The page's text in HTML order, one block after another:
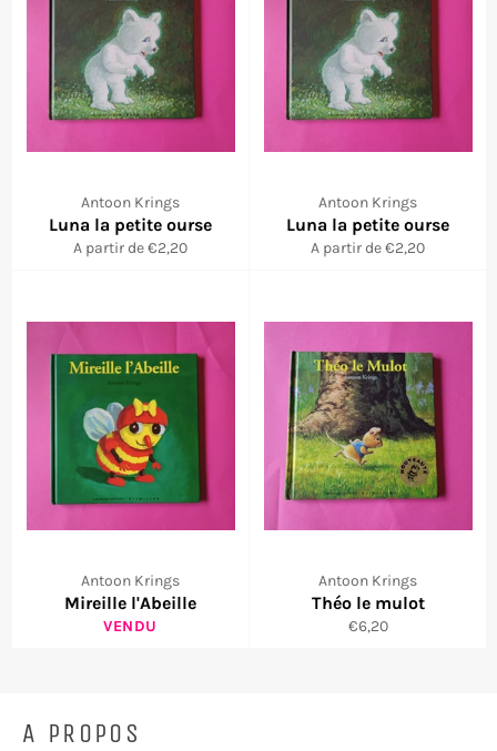
Antoon Krings
Luna la petite ourse
A partir de €2,20
Antoon Krings
Luna la petite ourse
A partir de €2,20
Antoon Krings
Mireille l'Abeille
VENDU
Antoon Krings
Théo le mulot
Prix
€6,20
A PROPOS